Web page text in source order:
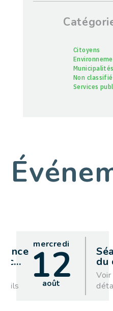
Citoyens
Municipalités
Non
Services
c…
mercredi
12
août
du
Voir